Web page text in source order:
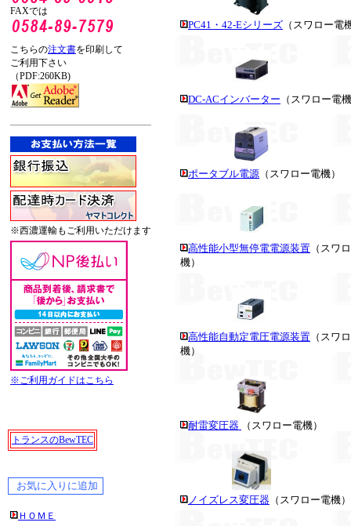
PC41・42-Eシリーズ （スワロー電
DC-ACインバーター （スワロー電
ポータブル電源 （スワロー電機）
高性能小型無停電電源装置 （スワ
機）
高性能自動定電圧電源装置 （スワ
機）
耐雷変圧器 （スワロー電機）
ノイズレス変圧器 （スワロー電機）
FAXでは
こちらの注文書を印刷して
ご利用下さい
（PDF:260KB)
※西濃運輸もご利用いただけます
※ご利用ガイドはこちら
トランスのBewTEC
ＨＯＭＥ